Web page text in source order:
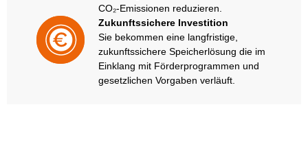
CO₂-Emissionen reduzieren.
Zukunftssichere Investition
Sie bekommen eine langfristige,
zukunftssichere Speicherlösung die im
Einklang mit Förderprogrammen und
gesetzlichen Vorgaben verläuft.